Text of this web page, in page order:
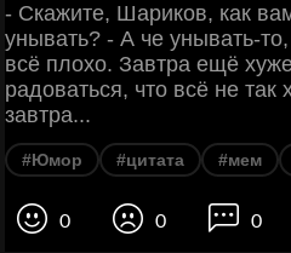
- Скажите, Шариков, как
унывать? - А че унывать-
всё плохо. Завтра ещё
радоваться, что всё не так
завтра...
#Юмор #цитата #мем
0 0 0